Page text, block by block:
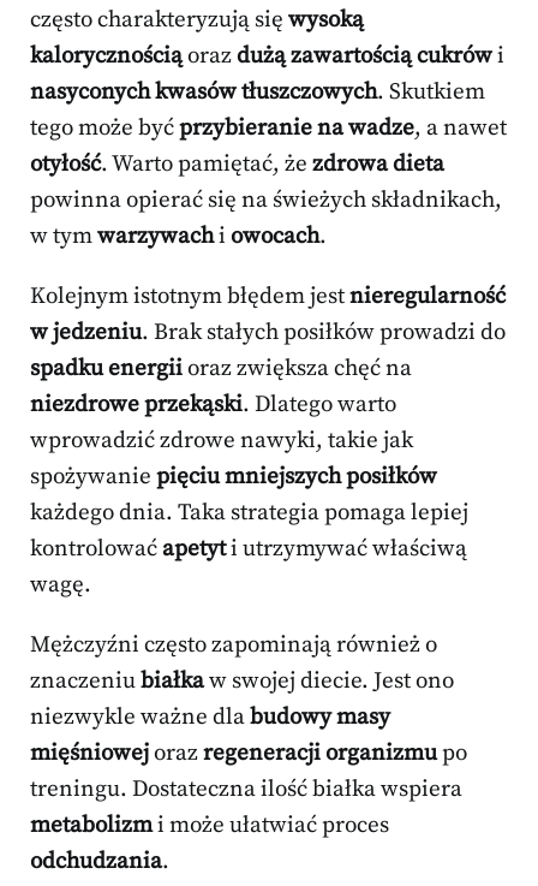
często charakteryzują się wysoką
kalorycznościąorazdużą zawartością cukrówi
nasyconych kwasów tłuszczowych. Skutkiem
tego może byćprzybieranie na wadze, a nawet
otyłość. Warto pamiętać, że zdrowa dieta
powinna opierać się na świeżych składnikach,
w tymwarzywachi owocach.
Kolejnym istotnym błędem jestnieregularność
w jedzeniu. Brak stałych posiłków prowadzi do
spadku energiioraz zwiększa chęć na
niezdrowe przekąski. Dlatego warto
wprowadzić zdrowe nawyki, takie jak
spożywanie pięciu mniejszych posiłków
każdego dnia. Taka strategia pomaga lepiej
kontrolowaćapetyti utrzymywać właściwą
wagę.
Mężczyźni często zapominają również o
znaczeniubiałkaw swojej diecie. Jest ono
niezwykle ważne dlabudowy masy
mięśniowejorazregeneracji organizmupo
treningu. Dostateczna ilość białka wspiera
metabolizmi może ułatwiać proces
odchudzania.